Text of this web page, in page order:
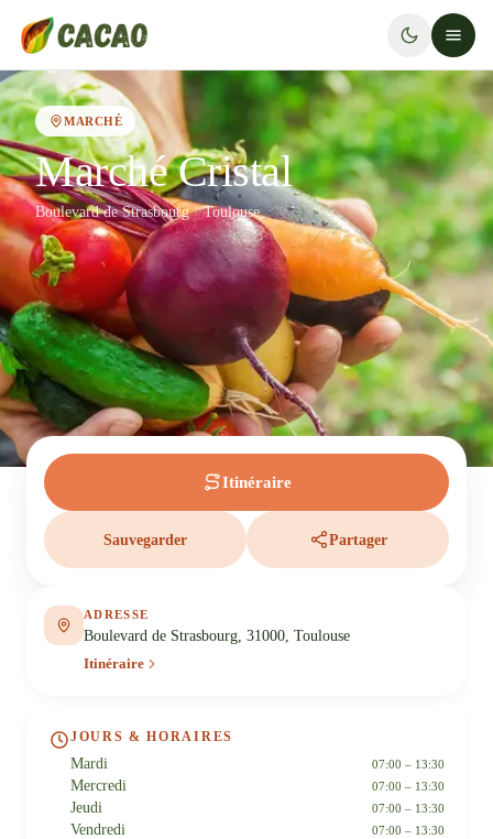
MARCHÉ
Marché Cristal
Boulevard de Strasbourg · Toulouse
JOURS & HORAIRES
Mardi 07:00 – 13:30
Mercredi 07:00 – 13:30
Jeudi 07:00 – 13:30
Vendredi 07:00 – 13:30
Itinéraire
Sauvegarder Partager
ADRESSE
Boulevard de Strasbourg, 31000, Toulouse
Itinéraire